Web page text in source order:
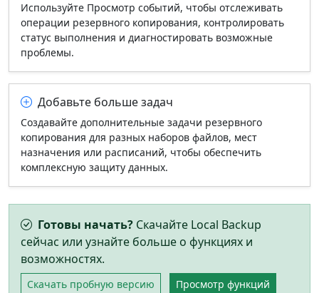
Используйте Просмотр событий, чтобы отслеживать
операции резервного копирования, контролировать
статус выполнения и диагностировать возможные
проблемы.
Добавьте больше задач
Создавайте дополнительные задачи резервного
копирования для разных наборов файлов, мест
назначения или расписаний, чтобы обеспечить
комплексную защиту данных.
Готовы начать? Скачайте Local Backup
сейчас или узнайте больше о функциях и
возможностях.
Скачать пробную версию Просмотр функций